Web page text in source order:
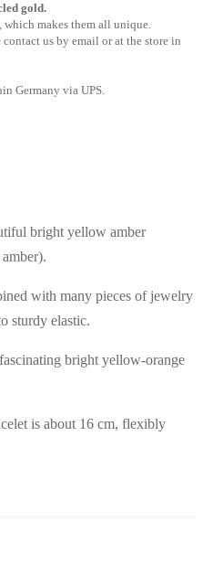
gold.
makes them all unique.
us by email or at the store in
Germany via UPS.
bright yellow amber
with many pieces of jewelry
sturdy elastic.
bright yellow-orange
is about 16 cm, flexibly